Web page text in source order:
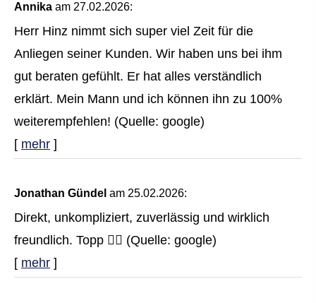
Annika am 27.02.2026:
Herr Hinz nimmt sich super viel Zeit für die
Anliegen seiner Kunden. Wir haben uns bei ihm
gut beraten gefühlt. Er hat alles verständlich
erklärt. Mein Mann und ich können ihn zu 100%
weiterempfehlen! (Quelle: google)
[ mehr ]
Jonathan Gündel am 25.02.2026:
Direkt, unkompliziert, zuverlässig und wirklich
freundlich. Topp 👌🏻 (Quelle: google)
[ mehr ]